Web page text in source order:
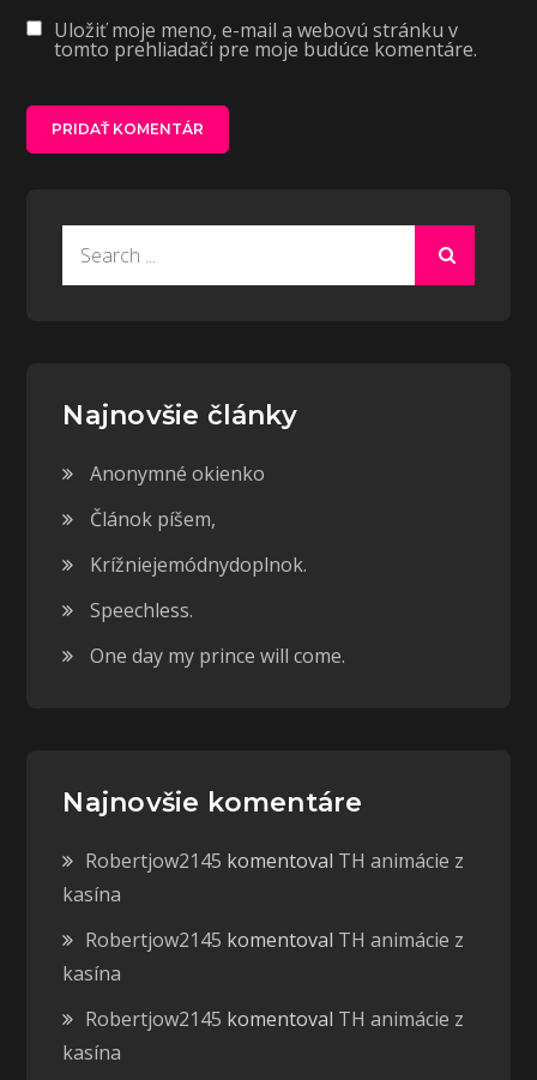
Uložiť moje meno, e-mail a webovú stránku v
tomto prehliadači pre moje budúce komentáre.
Najnovšie články
Anonymné okienko
Článok píšem,
Krížniejemódnydoplnok.
Speechless.
One day my prince will come.
Najnovšie komentáre
Robertjow2145 komentoval TH animácie z
kasína
Robertjow2145 komentoval TH animácie z
kasína
Robertjow2145 komentoval TH animácie z
kasína